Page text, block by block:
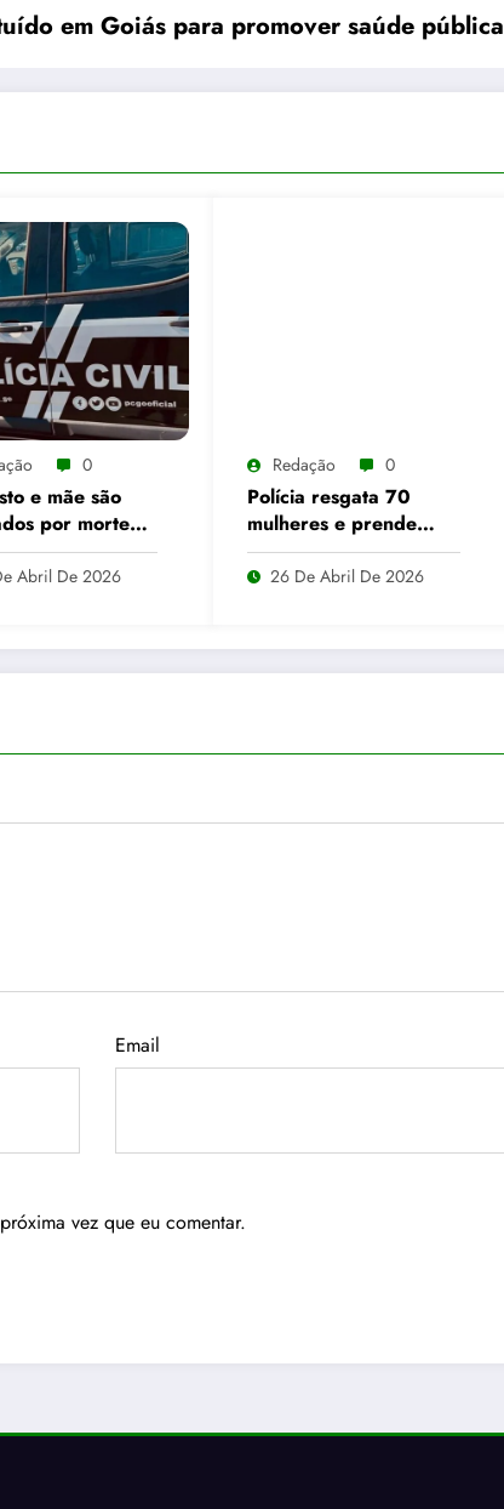
em Goiás para promover saúde pública
0
e mãe são
por morte
envenenada
em
Abril De 2026
Redação 0
Polícia resgata 70
mulheres e prende
suspeitos por clínica
clandestina em Abadia
26 De Abril De 2026
Email
vez que eu comentar.